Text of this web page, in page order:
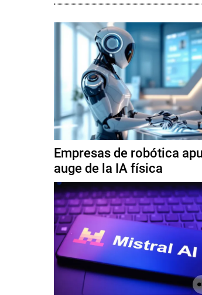
Empresas de robótica
auge de la IA física